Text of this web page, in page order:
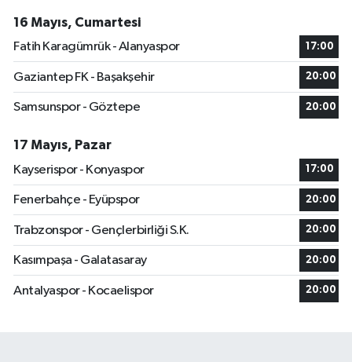
16 Mayıs, Cumartesi
Fatih Karagümrük - Alanyaspor
17:00
Gaziantep FK - Başakşehir 20:00
Samsunspor - Göztepe 20:00
17 Mayıs, Pazar
Kayserispor - Konyaspor
17:00
Fenerbahçe - Eyüpspor 20:00
Trabzonspor - Gençlerbirliği S.K. 20:00
Kasımpaşa - Galatasaray 20:00
Antalyaspor - Kocaelispor 20:00